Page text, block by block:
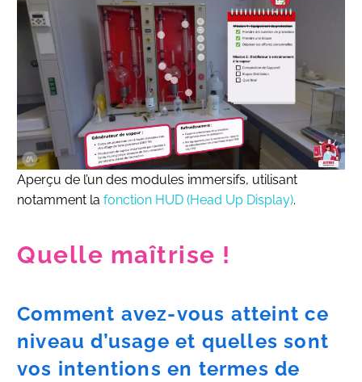
Aperçu de l’un des modules immersifs, utilisant
notamment la fonction HUD (Head Up Display).
Quelle maîtrise !
Comment avez-vous atteint ce
niveau d’usage et quelles sont
vos intentions en termes de